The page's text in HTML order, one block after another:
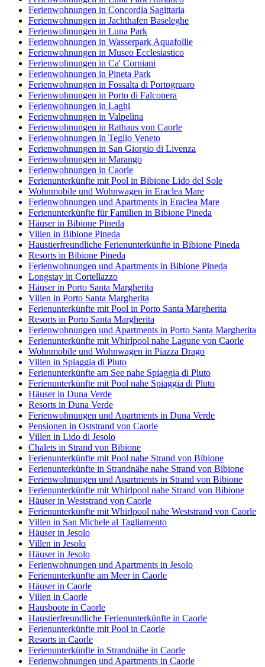
Ferienwohnungen in Concordia Sagittaria
Ferienwohnungen in Jachthafen Baseleghe
Ferienwohnungen in Luna Park
Ferienwohnungen in Wasserpark Aquafollie
Ferienwohnungen in Museo Ecclesiastico
Ferienwohnungen in Ca' Corniani
Ferienwohnungen in Pineta Park
Ferienwohnungen in Fossalta di Portogruaro
Ferienwohnungen in Porto di Falconera
Ferienwohnungen in Laghi
Ferienwohnungen in Valpelina
Ferienwohnungen in Rathaus von Caorle
Ferienwohnungen in Teglio Veneto
Ferienwohnungen in San Giorgio di Livenza
Ferienwohnungen in Marango
Ferienwohnungen in Caorle
Ferienunterkünfte mit Pool in Bibione Lido del Sole
Wohnmobile und Wohnwagen in Eraclea Mare
Ferienwohnungen und Apartments in Eraclea Mare
Ferienunterkünfte für Familien in Bibione Pineda
Häuser in Bibione Pineda
Villen in Bibione Pineda
Haustierfreundliche Ferienunterkünfte in Bibione Pineda
Resorts in Bibione Pineda
Ferienwohnungen und Apartments in Bibione Pineda
Longstay in Cortellazzo
Häuser in Porto Santa Margherita
Villen in Porto Santa Margherita
Ferienunterkünfte mit Pool in Porto Santa Margherita
Resorts in Porto Santa Margherita
Ferienwohnungen und Apartments in Porto Santa Margherita
Ferienunterkünfte mit Whirlpool nahe Lagune von Caorle
Wohnmobile und Wohnwagen in Piazza Drago
Villen in Spiaggia di Pluto
Ferienunterkünfte am See nahe Spiaggia di Pluto
Ferienunterkünfte mit Pool nahe Spiaggia di Pluto
Häuser in Duna Verde
Resorts in Duna Verde
Ferienwohnungen und Apartments in Duna Verde
Pensionen in Oststrand von Caorle
Villen in Lido di Jesolo
Chalets in Strand von Bibione
Ferienunterkünfte mit Pool nahe Strand von Bibione
Ferienunterkünfte in Strandnähe nahe Strand von Bibione
Ferienwohnungen und Apartments in Strand von Bibione
Ferienunterkünfte mit Whirlpool nahe Strand von Bibione
Häuser in Weststrand von Caorle
Ferienunterkünfte mit Whirlpool nahe Weststrand von Caorle
Villen in San Michele al Tagliamento
Häuser in Jesolo
Villen in Jesolo
Häuser in Jesolo
Ferienwohnungen und Apartments in Jesolo
Ferienunterkünfte am Meer in Caorle
Häuser in Caorle
Villen in Caorle
Hausboote in Caorle
Haustierfreundliche Ferienunterkünfte in Caorle
Ferienunterkünfte mit Pool in Caorle
Resorts in Caorle
Ferienunterkünfte in Strandnähe in Caorle
Ferienwohnungen und Apartments in Caorle